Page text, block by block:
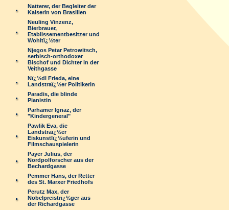
Natterer, der Begleiter der
Kaiserin von Brasilien
Neuling Vinzenz,
Bierbrauer,
Etablissementbesitzer und
Wohltï¿½ter
Njegos Petar Petrowitsch,
serbisch-orthodoxer
Bischof und Dichter in der
Veithgasse
Nï¿½dl Frieda, eine
Landstraï¿½er Politikerin
Paradis, die blinde
Pianistin
Parhamer Ignaz, der
"Kindergeneral"
Pawlik Eva, die
Landstraï¿½er
Eiskunstlï¿½uferin und
Filmschauspielerin
Payer Julius, der
Nordpolforscher aus der
Bechardgasse
Pemmer Hans, der Retter
des St. Marxer Friedhofs
Perutz Max, der
Nobelpreistrï¿½ger aus
der Richardgasse